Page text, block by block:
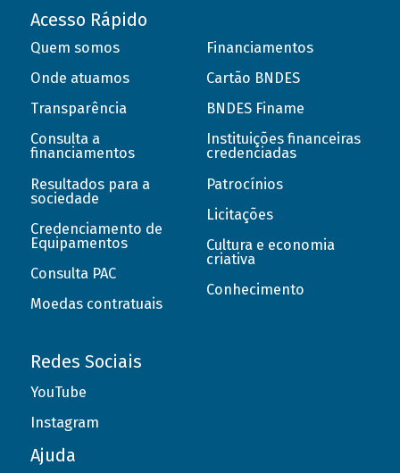
Acesso Rápido
Quem somos
Onde atuamos
Transparência
Consulta a
financiamentos
Resultados para a
sociedade
Credenciamento de
Equipamentos
Consulta PAC
Moedas contratuais
Financiamentos
Cartão BNDES
BNDES Finame
Instituições financeiras
credenciadas
Patrocínios
Licitações
Cultura e economia
criativa
Conhecimento
Redes Sociais
YouTube
Instagram
Ajuda